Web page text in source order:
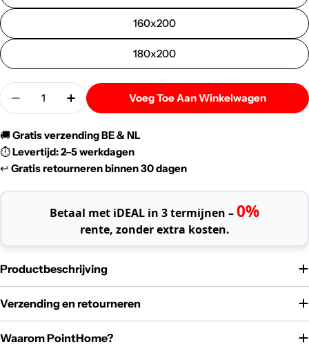
160x200
180x200
Menigte
Verlaag De Hoeveelheid Voor BSS Beddıng |
Verhoog De Hoeveelheid Voor BSS
Voeg Toe Aan Winkelwagen
🚚 Gratis verzending BE & NL
⏱️Levertijd: 2–5 werkdagen
↩️ Gratis retourneren binnen 30 dagen
Betaal met iDEAL in 3 termijnen –0%
rente, zonder extra kosten.
Productbeschrijving
Verzending en retourneren
Waarom PointHome?